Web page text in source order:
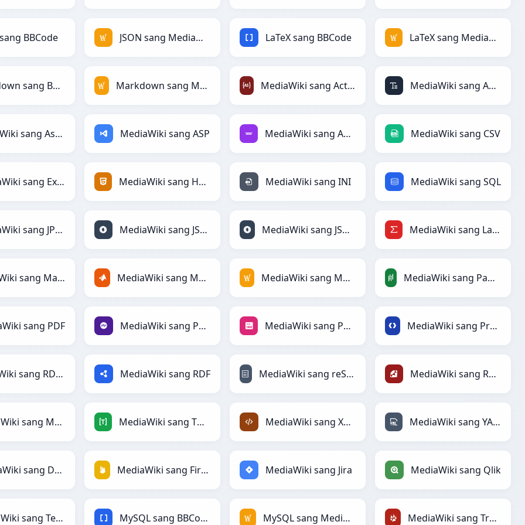
BBCode JSON sang MediaWiki LaTeX sang BBCode LaTeX sang MediaWiki
Markdown sang BBCode Markdown sang MediaWiki MediaWiki sang ActionScript MediaWiki sang ASCII
MediaWiki sang AsciiDoc MediaWiki sang ASP MediaWiki sang Avro MediaWiki sang CSV
MediaWiki sang Excel MediaWiki sang HTML MediaWiki sang INI MediaWiki sang SQL
MediaWiki sang JPEG MediaWiki sang JSON MediaWiki sang JSONLines MediaWiki sang LaTeX
MediaWiki sang Markdown MediaWiki sang MATLAB MediaWiki sang MediaWiki MediaWiki sang PandasDataFrame
sang PDF MediaWiki sang PHP MediaWiki sang PNG MediaWiki sang Protobuf
MediaWiki sang RDataFrame MediaWiki sang RDF MediaWiki sang reStructuredText MediaWiki sang Ruby
MediaWiki sang Magic MediaWiki sang TOML MediaWiki sang XML MediaWiki sang YAML
MediaWiki sang DAX MediaWiki sang Firebase MediaWiki sang Jira MediaWiki sang Qlik
MediaWiki sang Textile MySQL sang BBCode MySQL sang MediaWiki MediaWiki sang TracWiki